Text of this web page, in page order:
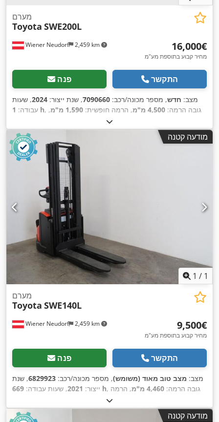
Wiener Neudorf 2,459 km
מערם
Toyota SWE200L
‏16,000 ‏€
מחיר קבוע בתוספת מע"מ
פנה התקשר
מצב: חדש, מספר מכונה/רכב: 7090660, שנת ייצור: 2024, שעות
עבודה: 1 h , גובה הרמה: 4,500 מ"מ , הרמה חופשית: 1,590 מ"מ
,
טריפלקס
המזלג:1,150 מ"מ ,
מודעה קטנה
1 / 1
Wiener Neudorf 2,459 km
מערם
Toyota SWE140L
‏9,500 ‏€
מחיר קבוע בתוספת מע"מ
פנה התקשר
מצב: מצב טוב מאוד (משומש), מספר מכונה/רכב: 6829923, שנת
ייצור: 2021, שעות עבודה: 669 h , גובה הרמה: 4,460 מ"מ
, הרמה
חשמלי
סוללה:225 אה , אורך המזלג:1,150 מ"מ ,
מודעה קטנה